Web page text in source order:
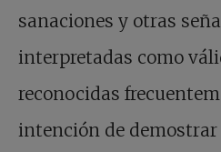
sanaciones y otras
interpretadas como
reconocidas
intención de